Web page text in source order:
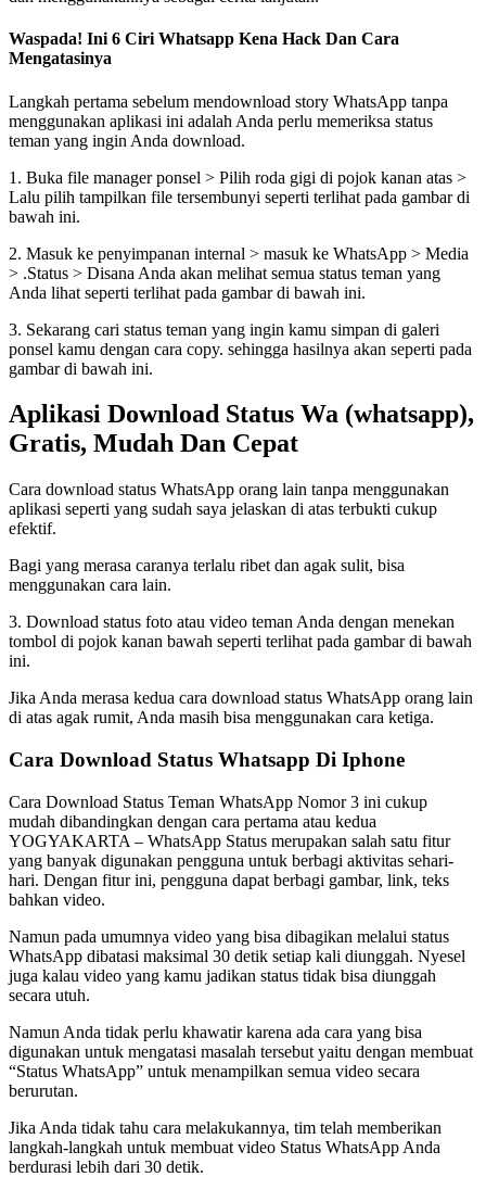
Waspada! Ini 6 Ciri Whatsapp Kena Hack Dan Cara
Mengatasinya
Langkah pertama sebelum mendownload story WhatsApp tanpa
menggunakan aplikasi ini adalah Anda perlu memeriksa status
teman yang ingin Anda download.
1. Buka file manager ponsel > Pilih roda gigi di pojok kanan atas >
Lalu pilih tampilkan file tersembunyi seperti terlihat pada gambar di
bawah ini.
2. Masuk ke penyimpanan internal > masuk ke WhatsApp > Media
> .Status > Disana Anda akan melihat semua status teman yang
Anda lihat seperti terlihat pada gambar di bawah ini.
3. Sekarang cari status teman yang ingin kamu simpan di galeri
ponsel kamu dengan cara copy. sehingga hasilnya akan seperti pada
gambar di bawah ini.
Aplikasi Download Status Wa (whatsapp),
Gratis, Mudah Dan Cepat
Cara download status WhatsApp orang lain tanpa menggunakan
aplikasi seperti yang sudah saya jelaskan di atas terbukti cukup
efektif.
Bagi yang merasa caranya terlalu ribet dan agak sulit, bisa
menggunakan cara lain.
3. Download status foto atau video teman Anda dengan menekan
tombol di pojok kanan bawah seperti terlihat pada gambar di bawah
ini.
Jika Anda merasa kedua cara download status WhatsApp orang lain
di atas agak rumit, Anda masih bisa menggunakan cara ketiga.
Cara Download Status Whatsapp Di Iphone
Cara Download Status Teman WhatsApp Nomor 3 ini cukup
mudah dibandingkan dengan cara pertama atau kedua
YOGYAKARTA – WhatsApp Status merupakan salah satu fitur
yang banyak digunakan pengguna untuk berbagi aktivitas sehari-
hari. Dengan fitur ini, pengguna dapat berbagi gambar, link, teks
bahkan video.
Namun pada umumnya video yang bisa dibagikan melalui status
WhatsApp dibatasi maksimal 30 detik setiap kali diunggah. Nyesel
juga kalau video yang kamu jadikan status tidak bisa diunggah
secara utuh.
Namun Anda tidak perlu khawatir karena ada cara yang bisa
digunakan untuk mengatasi masalah tersebut yaitu dengan membuat
“Status WhatsApp” untuk menampilkan semua video secara
berurutan.
Jika Anda tidak tahu cara melakukannya, tim telah memberikan
langkah-langkah untuk membuat video Status WhatsApp Anda
berdurasi lebih dari 30 detik.